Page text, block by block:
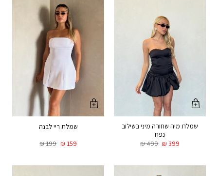
שמלת מיה שחורה מיני בשילוב
נפח
₪499 ₪399
שמלת ריי לבנה
₪199 ₪159